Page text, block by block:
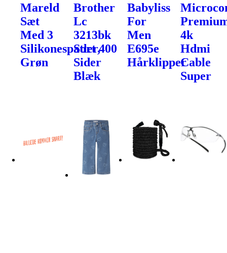
Mareld
Sæt
Med 3
Silikonespatler,
Grøn
Brother
Lc
3213bk
Sort 400
Sider
Blæk
Babyliss
For
Men
E695e
Hårklipper
4k
Hdmi
Cable
Super